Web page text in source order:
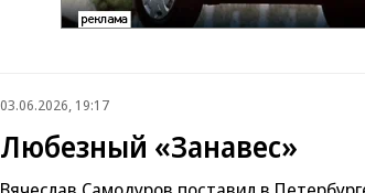
03.06.2026, 19:17
Любезный «Занавес»